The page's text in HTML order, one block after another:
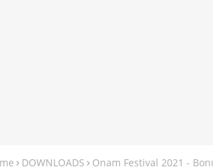
DOWNLOADS Onam Festival 2021 -